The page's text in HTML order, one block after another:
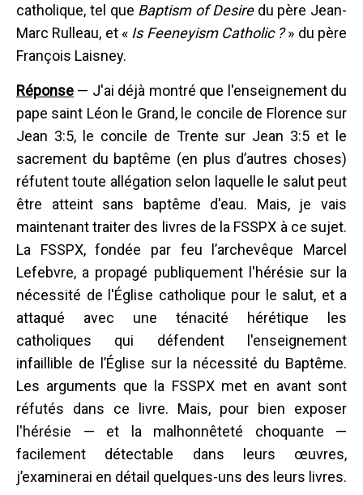
catholique, tel que Baptism of Desiredu père Jean-
Marc Rulleau, et « Is Feeneyism Catholic ?» du père
François Laisney.
Réponse — J'ai déjà montré que l'enseignement du
pape saint Léon le Grand, le concile de Florence sur
Jean 3:5, le concile de Trente sur Jean 3:5 et le
sacrement du baptême (en plus d’autres choses)
réfutent toute allégation selon laquelle le salut peut
être atteint sans baptême d'eau. Mais, je vais
maintenant traiter des livres de la FSSPX à ce sujet.
La FSSPX, fondée par feu l’archevêque Marcel
Lefebvre, a propagé publiquement l'hérésie sur la
nécessité de l'Église catholique pour le salut, et a
attaqué avec une ténacité hérétique les
catholiques qui défendent l'enseignement
infaillible de l’Église sur la nécessité du Baptême.
Les arguments que la FSSPX met en avant sont
réfutés dans ce livre. Mais, pour bien exposer
l'hérésie — et la malhonnêteté choquante —
facilement détectable dans leurs œuvres,
j’examinerai en détail quelques-uns des leurs livres.